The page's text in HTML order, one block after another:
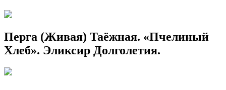
Перга (Живая) Таёжная. «Пчелиный
Хлеб». Эликсир Долголетия.